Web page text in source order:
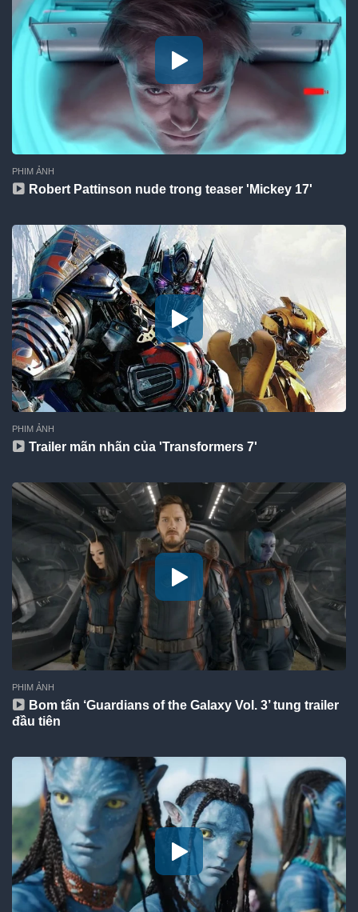
PHIM ẢNH
Robert Pattinson nude trong teaser 'Mickey 17'
PHIM ẢNH
Trailer mãn nhãn của 'Transformers 7'
PHIM ẢNH
Bom tấn ‘Guardians of the Galaxy Vol. 3’ tung trailer
đầu tiên